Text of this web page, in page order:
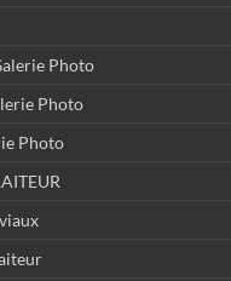
Photo
Photo
Photo